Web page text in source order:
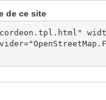
de ce site